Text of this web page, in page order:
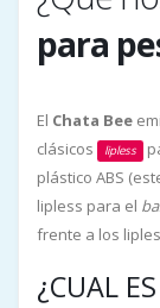
para
El Chata Bee
clásicos
lipless
plástico ABS
lipless para el
frente a los
¿CUAL